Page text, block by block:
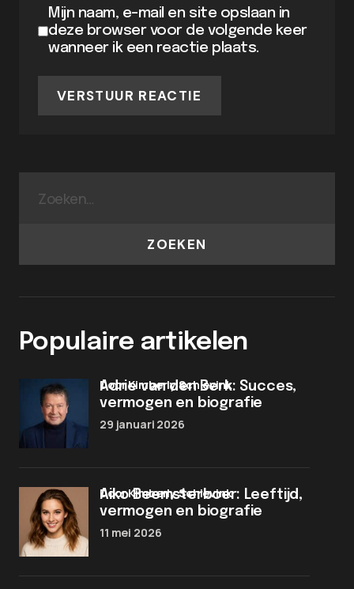
Mijn naam, e-mail en site opslaan in
deze browser voor de volgende keer
wanneer ik een reactie plaats.
VERSTUUR REACTIE
ZOEKEN
Populaire artikelen
Adrie van den Berk: Succes,
vermogen en biografie
door Kimberly Schievink
29 januari 2026
Aiko Beemsterboer: Leeftijd,
vermogen en biografie
door Kimberly Schievink
11 mei 2026